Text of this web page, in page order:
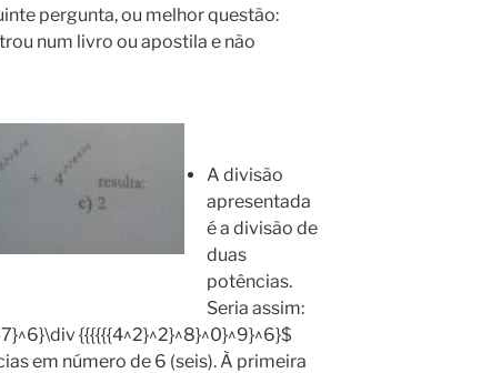
pergunta, ou melhor questão:
num livro ou apostila e não
A divisão
apresentada
é a divisão de
duas
potências.
Seria assim:
{{{{{{4^2}^2}^8}^0}^9}^6}$
em número de 6 (seis). À primeira